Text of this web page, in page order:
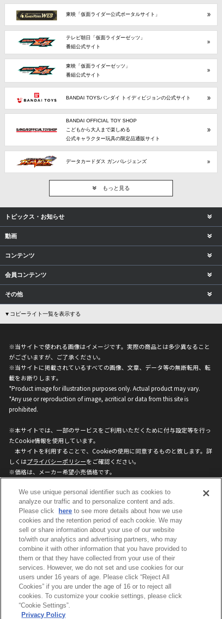
東映「仮面ライダー公式ポータルサイト」
テレビ朝日「仮面ライダーゼッツ」
番組公式サイト
東映「仮面ライダーゼッツ」
番組公式サイト
BANDAI TOYSバンダイ トイディビジョンの公式サイト
BANDAI OFFICIAL TOY SHOP
こどもから大人まで楽しめる
公式キャラクター玩具の限定品通販サイト
データカードダス ガンバレジェンズ
もっと見る
トピックス・お知らせ
動画
コンテンツ
会員コンテンツ
その他
▼コピーライト一覧を表示する
※当サイトで使われる画像はイメージです。実際の商品とは多少異なること
がございますが、ご了承ください。
※当サイトに掲載されているすべての画像、文章、データ等の無断転用、転
載をお断りします。
*Product image for illustration purposes only. Actual product may vary.
*Any use or reproduction of image, acritical or data from this site is
prohibited.
※本サイトでは、一部のサービスをご利用いただくために付与設定等を行っ
たCookie情報を使用しています。
本サイトを利用することで、Cookieの使用に同意するものと致します。詳
しくはプライバシーポリシーをご確認ください。
※価格は、メーカー希望小売価格です。
ざいますのでご了承ください。
privacypolicy
Do Not Sell or Share My
Personal Information
ウェブサイトご利用条件
ソーシャルメディアポリシー
個人情報保護方針
お問い合わせ
©BANDAI
We use unique personal identifier such as cookies to
analyze our traffic and to personalize content and ads.
Please click
here to see more details about how we use
cookies and the retention period of each cookie. We may
sell or share information about your use of our website
to/with our analytics and advertising partners, who may
combine it with other information that you have provided to
them or that they have collected from your use of their
services. However, we do not set and use cookies for our
users under 16 years of age. Please click “Reject All
Cookies” if you are under the age of 16 or to reject all
cookies. To customize your cookie settings, please click
“Cookie Settings”.
Privacy Policy